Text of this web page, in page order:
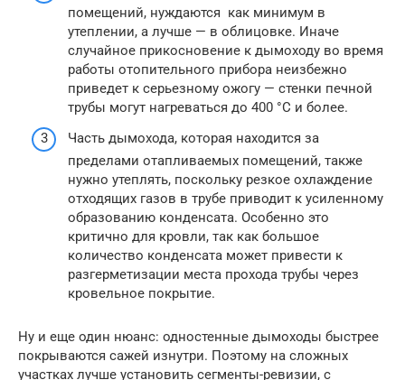
помещений, нуждаются как минимум в
утеплении, а лучше — в облицовке. Иначе
случайное прикосновение к дымоходу во время
работы отопительного прибора неизбежно
приведет к серьезному ожогу — стенки печной
трубы могут нагреваться до 400 °C и более.
Часть дымохода, которая находится за
пределами отапливаемых помещений, также
нужно утеплять, поскольку резкое охлаждение
отходящих газов в трубе приводит к усиленному
образованию конденсата. Особенно это
критично для кровли, так как большое
количество конденсата может привести к
разгерметизации места прохода трубы через
кровельное покрытие.
Ну и еще один нюанс: одностенные дымоходы быстрее
покрываются сажей изнутри. Поэтому на сложных
участках лучше установить сегменты-ревизии, с